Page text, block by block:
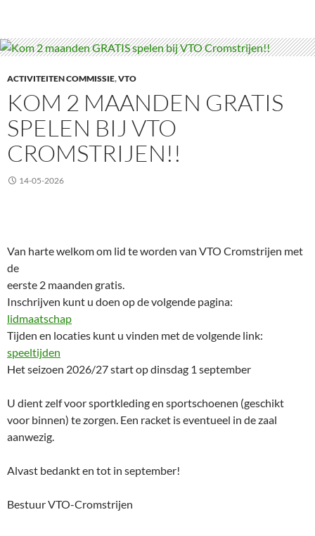
ACTIVITEITEN COMMISSIE,VTO
KOM 2 MAANDEN GRATIS
SPELEN BIJ VTO
CROMSTRIJEN!!
14-05-2026
Van harte welkom om lid te worden van VTO Cromstrijen met
de
eerste 2 maanden gratis.
Inschrijven kunt u doen op de volgende pagina:
lidmaatschap
Tijden en locaties kunt u vinden met de volgende link:
speeltijden
Het seizoen 2026/27 start op dinsdag 1 september
U dient zelf voor sportkleding en sportschoenen (geschikt
voor binnen) te zorgen. Een racket is eventueel in de zaal
aanwezig.
Alvast bedankt en tot in september!
Bestuur VTO-Cromstrijen